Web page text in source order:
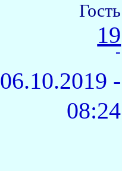
Гость
19
-
06.10.2019 -
08:24